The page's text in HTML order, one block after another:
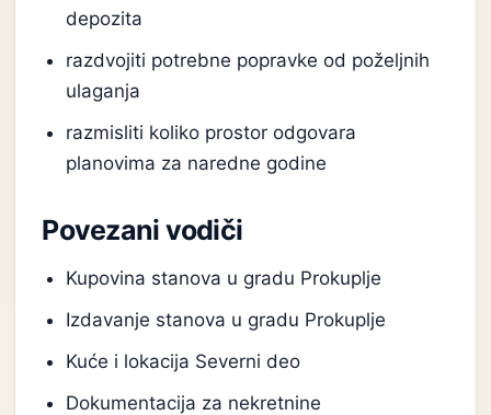
depozita
razdvojiti potrebne popravke od poželjnih
ulaganja
razmisliti koliko prostor odgovara
planovima za naredne godine
Povezani vodiči
Kupovina stanova u gradu Prokuplje
Izdavanje stanova u gradu Prokuplje
Kuće i lokacija Severni deo
Dokumentacija za nekretnine